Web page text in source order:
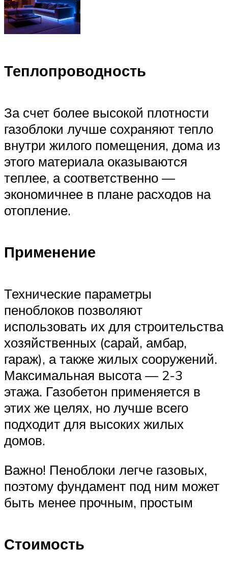
Теплопроводность
За счет более высокой плотности
газоблоки лучше сохраняют тепло
внутри жилого помещения, дома из
этого материала оказываются
теплее, а соответственно —
экономичнее в плане расходов на
отопление.
Применение
Технические параметры
пеноблоков позволяют
использовать их для строительства
хозяйственных (сарай, амбар,
гараж), а также жилых сооружений.
Максимальная высота — 2-3
этажа. Газобетон применяется в
этих же целях, но лучше всего
подходит для высоких жилых
домов.
Важно! Пеноблоки легче газовых,
поэтому фундамент под ним может
быть менее прочным, простым
Стоимость